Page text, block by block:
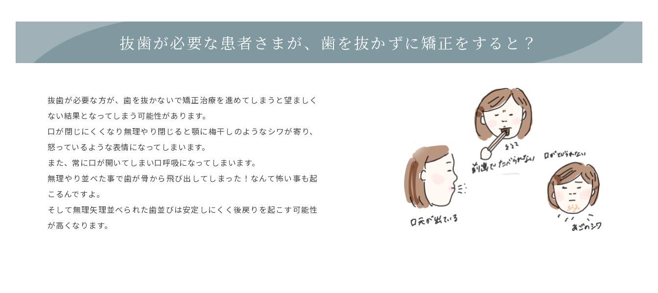
抜歯が必要な患者さまが、歯を抜かずに矯正をすると？
抜歯が必要な方が、歯を抜かないで矯正治療を進めてしまうと望ましく
ない結果となってしまう可能性があります。
口が閉じにくくなり無理やり閉じると顎に梅干しのようなシワが寄り、
怒っているような表情になってしまいます。
また、常に口が開いてしまい口呼吸になってしまいます。
無理やり並べた事で歯が骨から飛び出してしまった！なんて怖い事も起
こるんですよ。
そして無理矢理並べられた歯並びは安定しにくく後戻りを起こす可能性
が高くなります。